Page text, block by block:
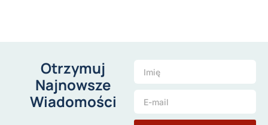
Otrzymuj
Najnowsze
Wiadomości